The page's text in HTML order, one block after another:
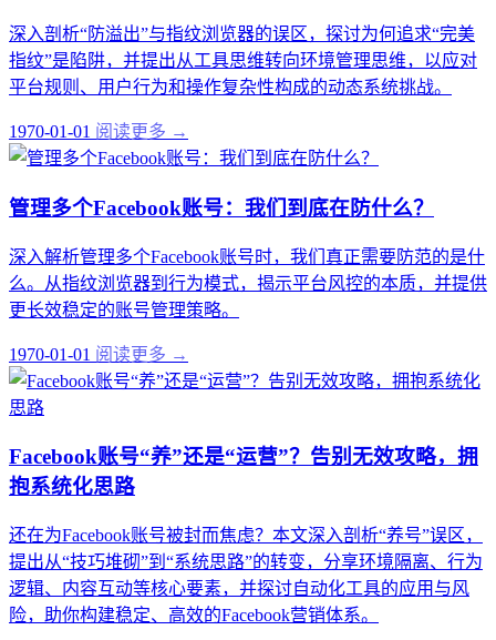
深入剖析“防溢出”与指纹浏览器的误区，探讨为何追求“完美
指纹”是陷阱，并提出从工具思维转向环境管理思维，以应对
平台规则、用户行为和操作复杂性构成的动态系统挑战。
1970-01-01 阅读更多 →
管理多个Facebook账号：我们到底在防什么？
深入解析管理多个Facebook账号时，我们真正需要防范的是什
么。从指纹浏览器到行为模式，揭示平台风控的本质，并提供
更长效稳定的账号管理策略。
1970-01-01 阅读更多 →
Facebook账号“养”还是“运营”？告别无效攻略，拥
抱系统化思路
还在为Facebook账号被封而焦虑？本文深入剖析“养号”误区，
提出从“技巧堆砌”到“系统思路”的转变，分享环境隔离、行为
逻辑、内容互动等核心要素，并探讨自动化工具的应用与风
险，助你构建稳定、高效的Facebook营销体系。